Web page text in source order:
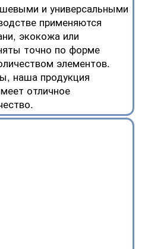
и универсальными
применяются
экокожа или
точно по форме
элементов.
наша продукция
отличное